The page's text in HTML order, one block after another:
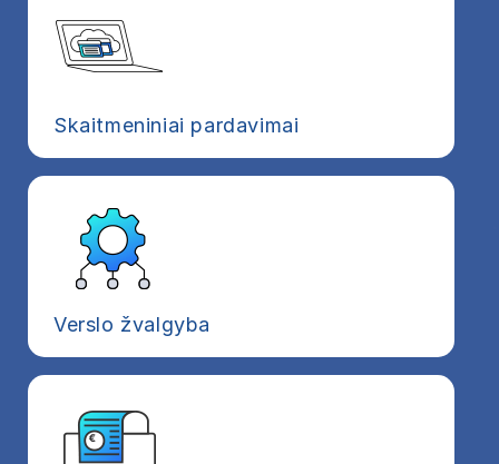
Skaitmeniniai pardavimai
Verslo žvalgyba